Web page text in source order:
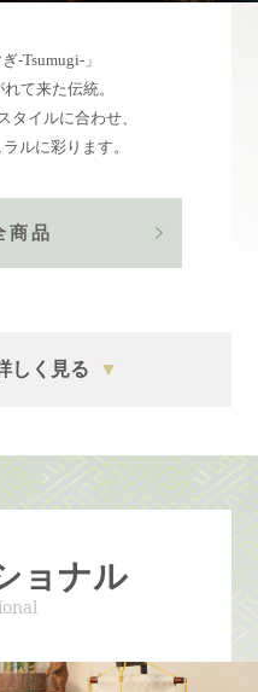
-Tsumugi-」
て来た伝統。
タイルに合わせ、
ルに彩ります。
商品
しく見る ▼
ョナル